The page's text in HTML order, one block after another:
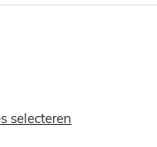
selecteren